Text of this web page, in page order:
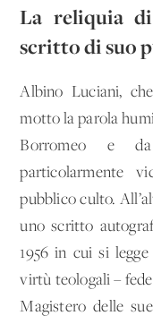
La reliquia
scritto di suo
Albino Luciani,
motto la parola
Borromeo e da
particolarmente
pubblico culto.
uno scritto
1956 in cui si
virtù teologali –
Magistero delle